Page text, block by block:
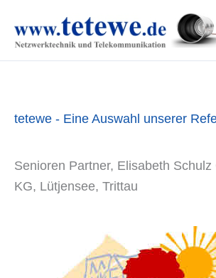
Inhalt
springen
tetewe - Eine Auswahl unserer
Senioren Partner, Elisabeth Schulz
KG, Lütjensee, Trittau